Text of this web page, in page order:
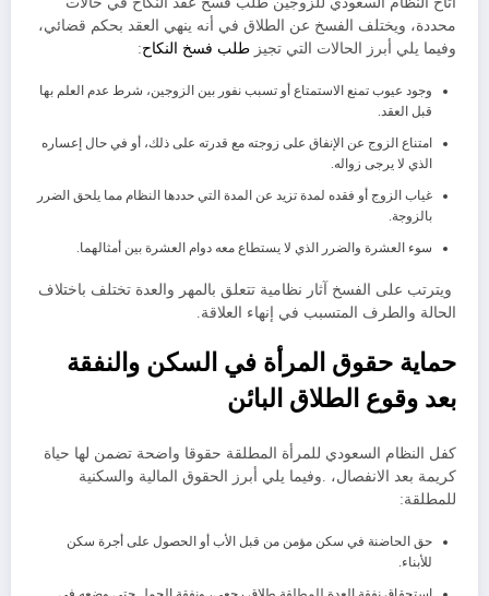
محددة، ويختلف الفسخ عن الطلاق في أنه ينهي العقد بحكم قضائي، ​
وفيما يلي أبرز الحالات التي تجيز طلب فسخ النكاح:
​وجود عيوب تمنع الاستمتاع أو تسبب نفور بين الزوجين، شرط عدم العلم بها
قبل العقد.
​امتناع الزوج عن الإنفاق على زوجته مع قدرته على ذلك، أو في حال إعساره
الذي لا يرجى زواله.
​غياب الزوج أو فقده لمدة تزيد عن المدة التي حددها النظام مما يلحق الضرر
بالزوجة.
​سوء العشرة والضرر الذي لا يستطاع معه دوام العشرة بين أمثالهما.
ويترتب على الفسخ آثار نظامية تتعلق بالمهر والعدة تختلف باختلاف
الحالة والطرف المتسبب في إنهاء العلاقة.
​حماية حقوق المرأة في السكن والنفقة
بعد وقوع الطلاق البائن
​كفل النظام السعودي للمرأة المطلقة حقوقا واضحة تضمن لها حياة
كريمة بعد الانفصال، .​وفيما يلي أبرز الحقوق المالية والسكنية
للمطلقة:
​حق الحاضنة في سكن مؤمن من قبل الأب أو الحصول على أجرة سكن
للأبناء.